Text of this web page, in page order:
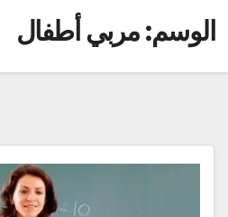
الوسم:مربي أطفال